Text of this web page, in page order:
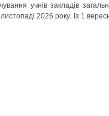
учнів закладів
2026 року. Із 1